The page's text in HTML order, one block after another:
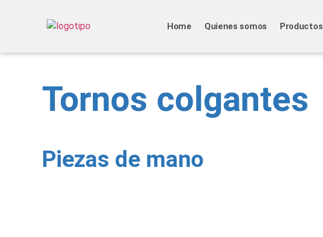
Home Quienes somos Productos
Tornos colgantes
Piezas de mano